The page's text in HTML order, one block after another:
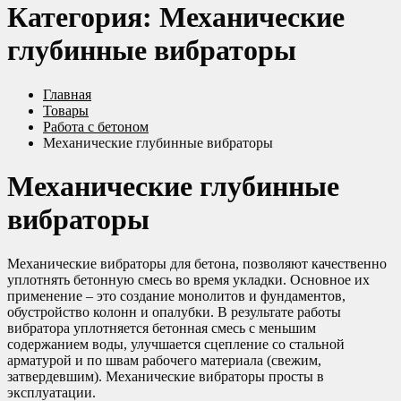
Категория: Механические
глубинные вибраторы
Главная
Товары
Работа с бетоном
Механические глубинные вибраторы
Механические глубинные
вибраторы
Механические вибраторы для бетона, позволяют качественно
уплотнять бетонную смесь во время укладки. Основное их
применение – это создание монолитов и фундаментов,
обустройство колонн и опалубки. В результате работы
вибратора уплотняется бетонная смесь с меньшим
содержанием воды, улучшается сцепление со стальной
арматурой и по швам рабочего материала (свежим,
затвердевшим). Механические вибраторы просты в
эксплуатации.